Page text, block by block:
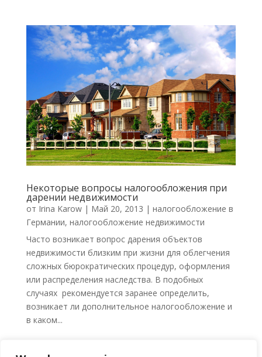
Некоторые вопросы налогообложения при
дарении недвижимости
от Irina Karow| Май 20, 2013 | налогообложение в
Германии, налогообложение недвижимости
Часто возникает вопрос дарения объектов
недвижимости близким при жизни для облегчения
сложных бюрократических процедур, оформления
или распределения наследства. В подобных
случаях рекомендуется заранее определить,
возникает ли дополнительное налогообложение и
в каком...